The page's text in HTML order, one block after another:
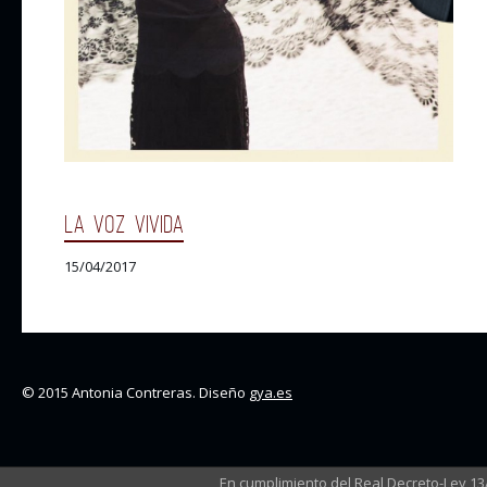
En cumplimiento del Real Decreto-Ley
LA VOZ VIVIDA
15/04/2017
© 2015 Antonia Contreras. Diseño gya.es